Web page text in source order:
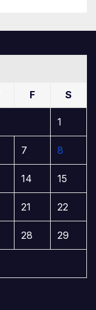
F S
1
7 8
14 15
21 22
28 29